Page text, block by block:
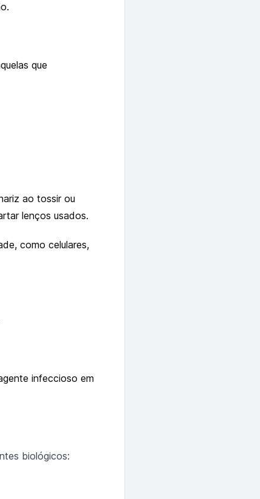
que
ao tossir ou
lenços usados.
como celulares,
infeccioso em
biológicos: